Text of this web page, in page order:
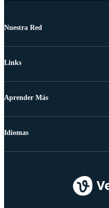
Nuestra Red
Links
Aprender Más
Idiomas